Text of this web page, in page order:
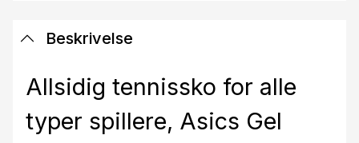
Beskrivelse
Allsidig tennissko for alle
typer spillere, Asics Gel